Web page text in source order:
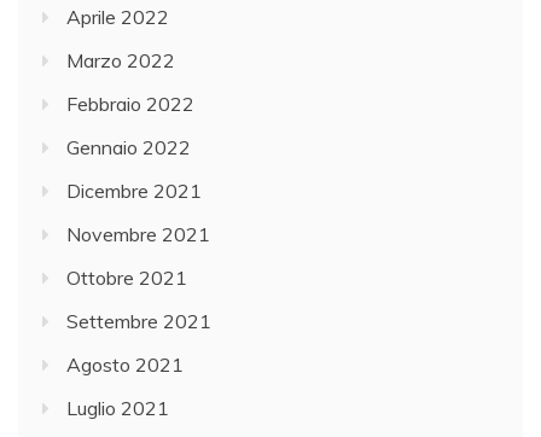
Aprile 2022
Marzo 2022
Febbraio 2022
Gennaio 2022
Dicembre 2021
Novembre 2021
Ottobre 2021
Settembre 2021
Agosto 2021
Luglio 2021